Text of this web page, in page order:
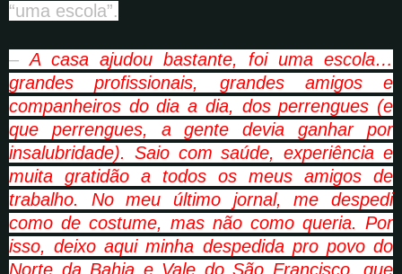
“uma escola”.
–A casa ajudou bastante, foi uma escola…
grandes profissionais, grandes amigos e
companheiros do dia a dia, dos perrengues (e
que perrengues, a gente devia ganhar por
insalubridade). Saio com saúde, experiência e
muita gratidão a todos os meus amigos de
trabalho. No meu último jornal, me despedi
como de costume, mas não como queria. Por
isso, deixo aqui minha despedida pro povo do
Norte da Bahia e Vale do São Francisco, que